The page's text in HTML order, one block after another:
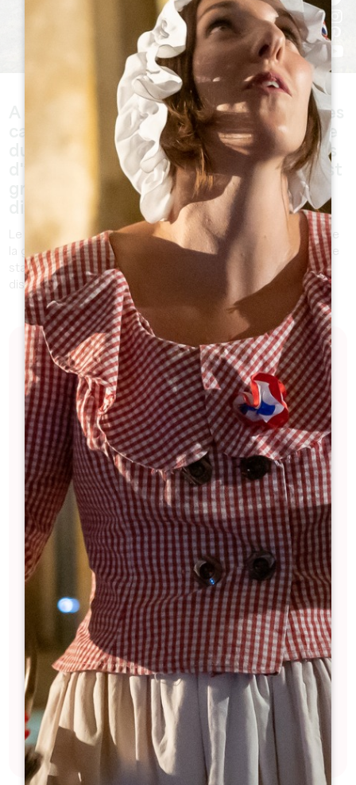
A Saint-Emilion, le stationnement pour les
camping-cars est possible sur l'ensemble
du parc Guadet. Il est également permis
d'y passer une nuit. Le stationnement est
gratuit mais aucun service n'est
Le stationnement est également possible sur le parking de
la gare. Des toilettes payantes sont mises à disposition. Le
stationnement est gratuit mais aucun service n'est
disponible.
CAMPING-CAR PARK DE
LUSSAC
9 km*
+33 (0)1 83 64 69 21
communication@campingcarpark.com
33570 Lussac
Parc de jeux pour enfants
Parc fermé pour les chiens Boulodrome
Sanitaires (point d'eau et toilettes)
Panneau d'information
16 emplacements - sanitaires sur l'aire.
Nature du sol des emplacements :
Gravillons
Emplacements delimités :
Non
JE DÉCOUVRE